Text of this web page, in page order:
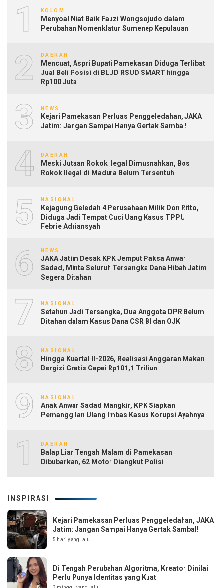
1 KOLOM
Menyoal Niat Baik Fauzi Wongsojudo dalam
Perubahan Nomenklatur Sumenep Kepulauan
2 DAERAH
Mencuat, Aspri Bupati Pamekasan Diduga Terlibat
Jual Beli Posisi di BLUD RSUD SMART hingga
Rp100 Juta
3 NEWS
Kejari Pamekasan Perluas Penggeledahan, JAKA
Jatim: Jangan Sampai Hanya Gertak Sambal!
4 DAERAH
Meski Jutaan Rokok Ilegal Dimusnahkan, Bos
Rokok Ilegal di Madura Belum Tersentuh
5 NASIONAL
Kejagung Geledah 4 Perusahaan Milik Don Ritto,
Diduga Jadi Tempat Cuci Uang Kasus TPPU
Febrie Adriansyah
6 NEWS
JAKA Jatim Desak KPK Jemput Paksa Anwar
Sadad, Minta Seluruh Tersangka Dana Hibah Jatim
Segera Ditahan
7 NASIONAL
Setahun Jadi Tersangka, Dua Anggota DPR Belum
Ditahan dalam Kasus Dana CSR BI dan OJK
8 NASIONAL
Hingga Kuartal II-2026, Realisasi Anggaran Makan
Bergizi Gratis Capai Rp101,1 Triliun
9 NASIONAL
Anak Anwar Sadad Mangkir, KPK Siapkan
Pemanggilan Ulang Imbas Kasus Korupsi Ayahnya
10DAERAH
Balap Liar Tengah Malam di Pamekasan
Dibubarkan, 62 Motor Diangkut Polisi
INSPIRASI
Kejari Pamekasan Perluas Penggeledahan, JAKA
Jatim: Jangan Sampai Hanya Gertak Sambal!
5 hari yang lalu
Di Tengah Perubahan Algoritma, Kreator Dinilai
Perlu Punya Identitas yang Kuat